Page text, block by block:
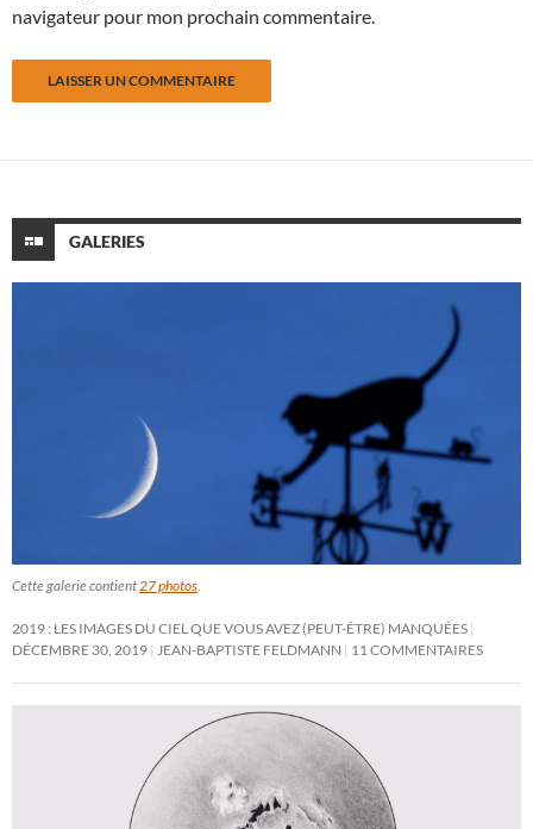
navigateur pour mon prochain commentaire.
GALERIES
Cette galerie contient 27 photos
2019 : LES IMAGES DU CIEL QUE VOUS AVEZ (PEUT-ÊTRE) MANQUÉES
DÉCEMBRE 30, 2019
JEAN-BAPTISTE FELDMANN 11 COMMENTAIRES